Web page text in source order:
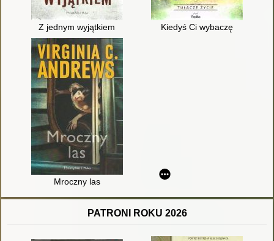
Z jednym wyjątkiem Kiedyś Ci wybaczę
Mroczny las
PATRONI ROKU 2026